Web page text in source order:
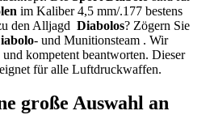
im Kaliber 4,5 mm/.177 bestens
den Alljagd Diabolos? Zögern Sie
- und Munitionsteam . Wir
kompetent beantworten. Dieser
für alle Luftdruckwaffen.
große Auswahl an